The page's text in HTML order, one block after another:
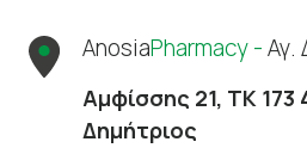
AnosiaPharmacy -Αγ.
Αμφίσσης 21, ΤΚ 173
Δημήτριος